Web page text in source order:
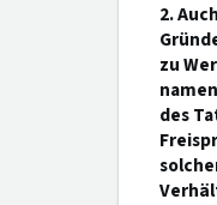
2.
zu
des